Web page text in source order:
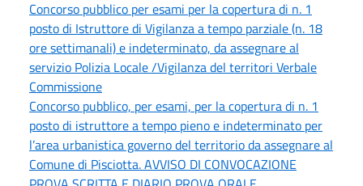
Concorso pubblico per esami per la copertura di n. 1
posto di Istruttore di Vigilanza a tempo parziale (n. 18
ore settimanali) e indeterminato, da assegnare al
servizio Polizia Locale /Vigilanza del territori Verbale
Commissione
Concorso pubblico, per esami, per la copertura di n. 1
posto di istruttore a tempo pieno e indeterminato per
l’area urbanistica governo del territorio da assegnare al
Comune di Pisciotta. AVVISO DI CONVOCAZIONE